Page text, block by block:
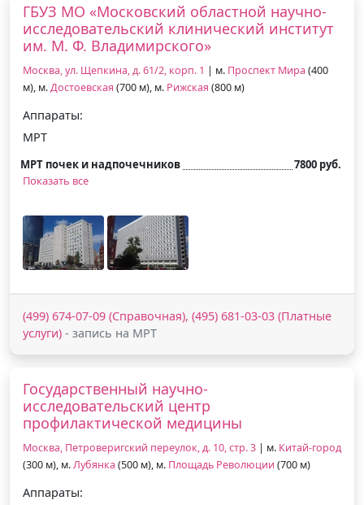
ГБУЗ МО «Московский областной научно-
исследовательский клинический институт
им. М. Ф. Владимирского»
Москва, ул. Щепкина, д. 61/2, корп. 1 | м. Проспект Мира (400
м), м.Достоевская (700 м), м. Рижская (800 м)
Аппараты:
МРТ
МРТ почек и надпочечников
7800 руб.
Показать все
(499) 674-07-09 (Справочная), (495) 681-03-03 (Платные
услуги) - запись на МРТ
Государственный научно-
исследовательский центр
профилактической медицины
Москва, Петроверигский переулок, д. 10, стр. 3 | м. Китай-город
(300 м), м.Лубянка (500 м), м. Площадь Революции (700 м)
Аппараты: